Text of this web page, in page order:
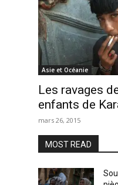
Asie et Océanie
Les ravages
enfants de
mars 26, 2015
MOST READ